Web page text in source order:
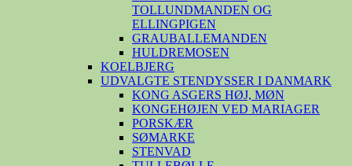
TOLLUNDMANDEN OG
ELLINGPIGEN
GRAUBALLEMANDEN
HULDREMOSEN
KOELBJERG
UDVALGTE STENDYSSER I DANMARK
KONG ASGERS HØJ, MØN
KONGEHØJEN VED MARIAGER
PORSKÆR
SØMARKE
STENVAD